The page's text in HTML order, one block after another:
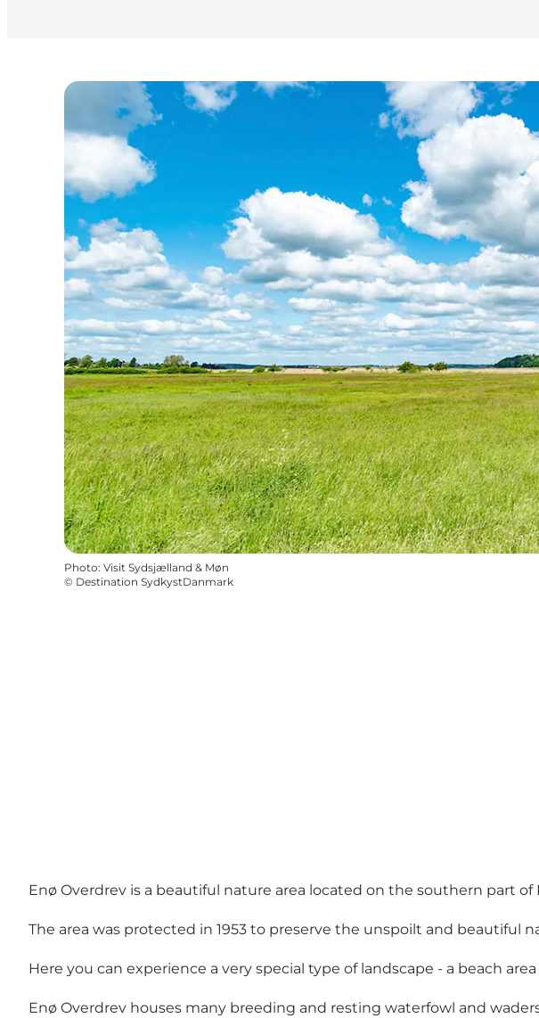
Photo: Visit Sydsjælland & Møn
© Destination SydkystDanmark
Enø Overdrev is a beautiful nature area located on the southern part of
The area was protected in 1953 to preserve the unspoilt and beautiful
Here you can experience a very special type of landscape - a beach
Enø Overdrev houses many breeding and resting waterfowl and